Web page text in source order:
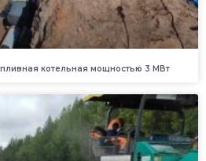
котельная мощностью 3 МВт